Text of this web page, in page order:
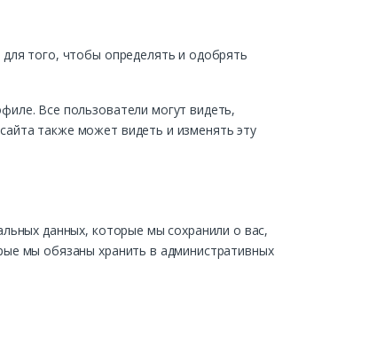
того, чтобы определять и одобрять
Все пользователи могут видеть,
также может видеть и изменять эту
данных, которые мы сохранили о вас,
мы обязаны хранить в административных